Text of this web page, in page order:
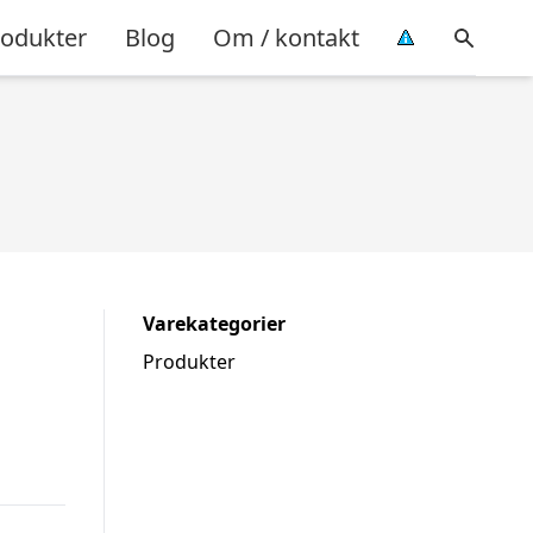
Blog Om / kontakt
Varekategorier
Produkter